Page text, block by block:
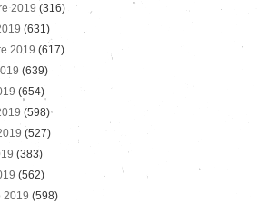
2019 (316)
(631)
2019 (617)
(639)
(654)
(598)
(527)
(383)
(562)
2019 (598)